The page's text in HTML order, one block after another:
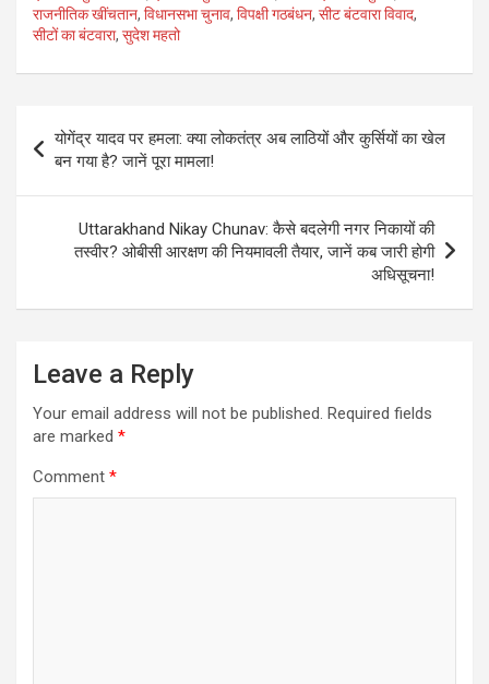
राजनीतिक खींचतान, विधानसभा चुनाव, विपक्षी गठबंधन, सीट बंटवारा विवाद,
सीटों का बंटवारा, सुदेश महतो
Post
navigation
योगेंद्र यादव पर हमला: क्या लोकतंत्र अब लाठियों और कुर्सियों का खेल
बन गया है? जानें पूरा मामला!
Uttarakhand Nikay Chunav: कैसे बदलेगी नगर निकायों की
तस्वीर? ओबीसी आरक्षण की नियमावली तैयार, जानें कब जारी होगी
अधिसूचना!
Leave a Reply
Your email address will not be published. Required fields
are marked *
Comment *